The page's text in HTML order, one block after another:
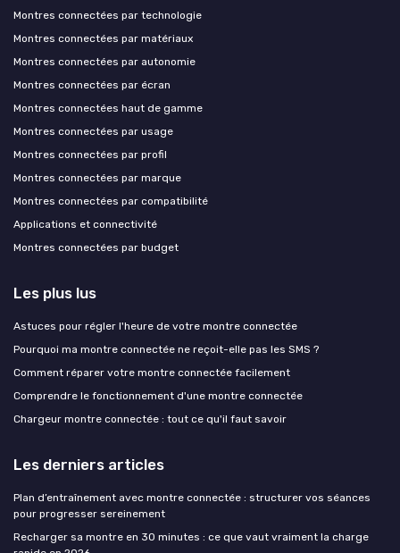
Montres connectées par technologie
Montres connectées par matériaux
Montres connectées par autonomie
Montres connectées par écran
Montres connectées haut de gamme
Montres connectées par usage
Montres connectées par profil
Montres connectées par marque
Montres connectées par compatibilité
Applications et connectivité
Montres connectées par budget
Les plus lus
Astuces pour régler l'heure de votre montre connectée
Pourquoi ma montre connectée ne reçoit-elle pas les SMS ?
Comment réparer votre montre connectée facilement
Comprendre le fonctionnement d'une montre connectée
Chargeur montre connectée : tout ce qu'il faut savoir
Les derniers articles
Plan d’entraînement avec montre connectée : structurer vos séances
pour progresser sereinement
Recharger sa montre en 30 minutes : ce que vaut vraiment la charge